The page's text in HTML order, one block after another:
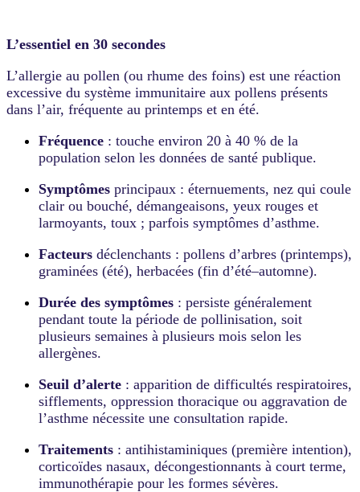
L’essentiel en 30 secondes
L’allergie au pollen (ou rhume des foins) est une réaction
excessive du système immunitaire aux pollens présents
dans l’air, fréquente au printemps et en été.
Fréquence : touche environ 20 à 40 % de la
population selon les données de santé publique.
Symptômes principaux : éternuements, nez qui coule
clair ou bouché, démangeaisons, yeux rouges et
larmoyants, toux ; parfois symptômes d’asthme.
Facteurs déclenchants : pollens d’arbres (printemps),
graminées (été), herbacées (fin d’été–automne).
Durée des symptômes : persiste généralement
pendant toute la période de pollinisation, soit
plusieurs semaines à plusieurs mois selon les
allergènes.
Seuil d’alerte : apparition de difficultés respiratoires,
sifflements, oppression thoracique ou aggravation de
l’asthme nécessite une consultation rapide.
Traitements : antihistaminiques (première intention),
corticoïdes nasaux, décongestionnants à court terme,
immunothérapie pour les formes sévères.